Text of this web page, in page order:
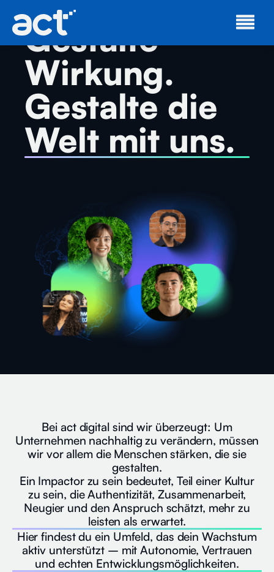
Gestalte
Wirkung.
Gestalte die
Welt mit uns.
Bei act digital sind wir überzeugt: Um
Unternehmen nachhaltig zu verändern, müssen
wir vor allem die Menschen stärken, die sie
gestalten.
Ein Impactor zu sein bedeutet, Teil einer Kultur
zu sein, die Authentizität, Zusammenarbeit,
Neugier und den Anspruch schätzt, mehr zu
leisten als erwartet.
Hier findest du ein Umfeld, das dein Wachstum
aktiv unterstützt – mit Autonomie, Vertrauen
und echten Entwicklungsmöglichkeiten.